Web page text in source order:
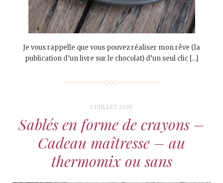
Je vous rappelle que vous pouvez réaliser mon rêve (la
publication d’un livre sur le chocolat) d’un seul clic […]
1 JUILLET 2020
Sablés en forme de crayons –
Cadeau maîtresse – au
thermomix ou sans